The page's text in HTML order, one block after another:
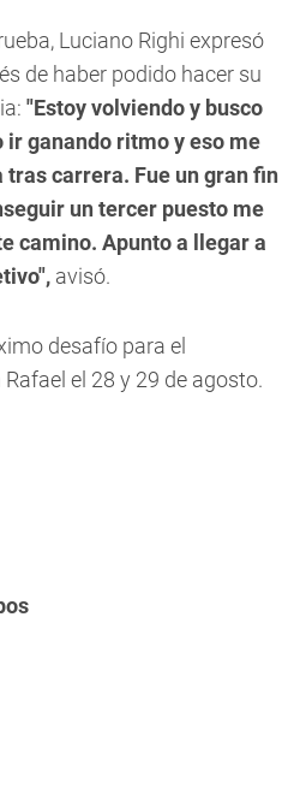
Luciano Righi expresó
de haber podido hacer su
"Estoy volviendo y busco
ganando ritmo y eso me
tras carrera. Fue un gran fin
un tercer puesto me
camino. Apunto a llegar a
avisó.
desafío para el
el 28 y 29 de agosto.